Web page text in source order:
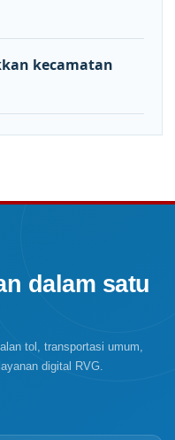
kecamatan
dalam satu
tol, transportasi umum,
digital RVG.